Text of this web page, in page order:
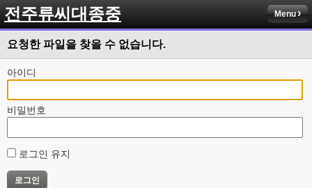
전주류씨대종중 Menu
요청한 파일을 찾을 수 없습니다.
아이디
비밀번호
로그인 유지